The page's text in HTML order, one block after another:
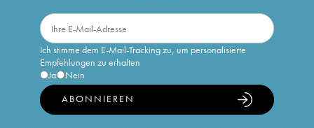
Ich stimme dem E-Mail-Tracking zu, um personalisierte
Empfehlungen zu erhalten
Ja
Nein
ABONNIEREN